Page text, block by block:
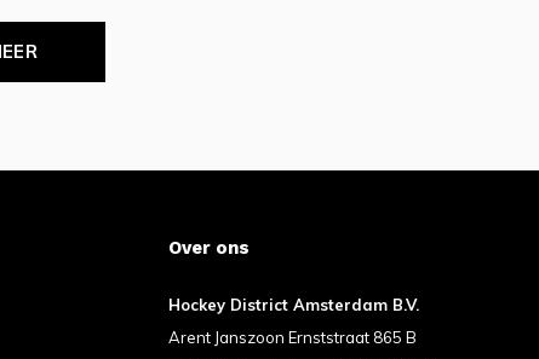
Over ons
Hockey District Amsterdam B.V.
Arent Janszoon Ernststraat 865 B